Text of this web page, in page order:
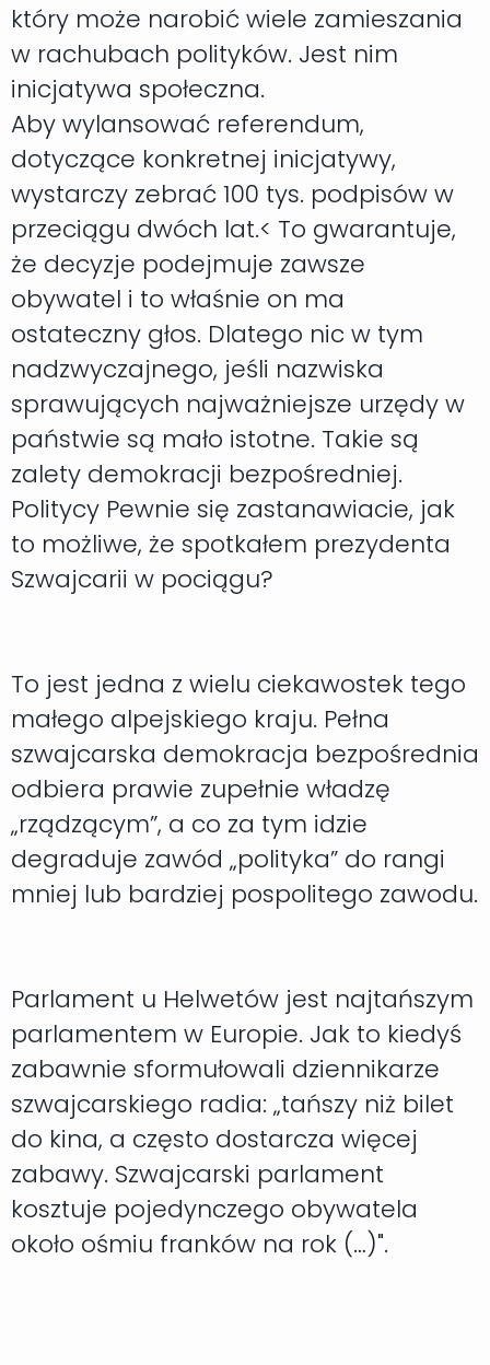
który może narobić wiele zamieszania
w rachubach polityków. Jest nim
inicjatywa społeczna.
Aby wylansować referendum,
dotyczące konkretnej inicjatywy,
wystarczy zebrać 100 tys. podpisów w
przeciągu dwóch lat.< To gwarantuje,
że decyzje podejmuje zawsze
obywatel i to właśnie on ma
ostateczny głos. Dlatego nic w tym
nadzwyczajnego, jeśli nazwiska
sprawujących najważniejsze urzędy w
państwie są mało istotne. Takie są
zalety demokracji bezpośredniej.
Politycy Pewnie się zastanawiacie, jak
to możliwe, że spotkałem prezydenta
Szwajcarii w pociągu?
To jest jedna z wielu ciekawostek tego
małego alpejskiego kraju. Pełna
szwajcarska demokracja bezpośrednia
odbiera prawie zupełnie władzę
„rządzącym”, a co za tym idzie
degraduje zawód „polityka” do rangi
mniej lub bardziej pospolitego zawodu.
Parlament u Helwetów jest najtańszym
parlamentem w Europie. Jak to kiedyś
zabawnie sformułowali dziennikarze
szwajcarskiego radia: „tańszy niż bilet
do kina, a często dostarcza więcej
zabawy. Szwajcarski parlament
kosztuje pojedynczego obywatela
około ośmiu franków na rok (…)".